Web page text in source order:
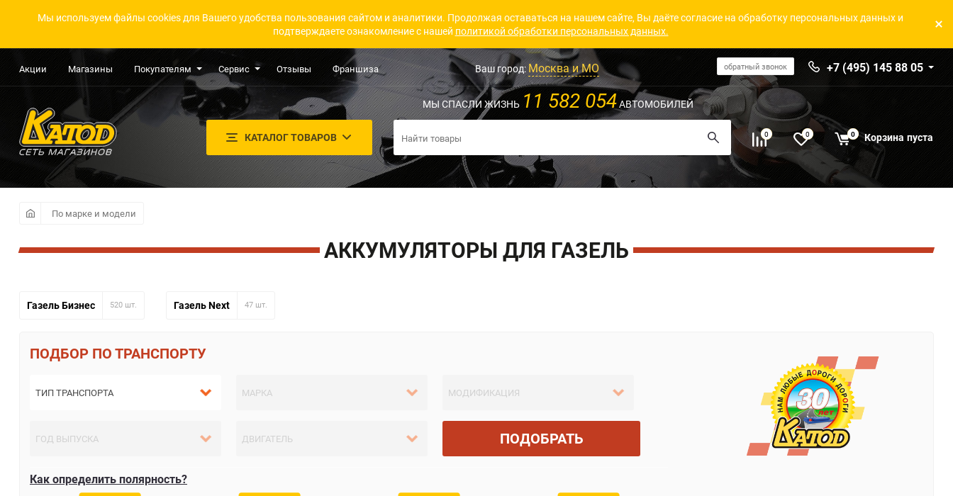
Мы используем файлы cookies для Вашего удобства пользования сайтом и аналитики. Продолжая оставаться на нашем сайте, Вы даёте согласие на обработку персональных данных и
подтверждаете ознакомление с нашей политикой обработки персональных данных.
Акции Магазины Покупателям Сервис Отзывы Франшиза Ваш город:Москва и МО обратный звонок +7 (495) 145 88 05
КАТАЛОГ ТОВАРОВ
МЫ СПАСЛИ ЖИЗНЬ 11 582 054АВТОМОБИЛЕЙ
0 0 0 Корзина пуста
По марке и модели
АККУМУЛЯТОРЫ ДЛЯ ГАЗЕЛЬ
Газель Бизнес 520 шт. Газель Next 47 шт.
ПО ТРАНСПОРТУ
ПОДОБРАТЬ
Как определить полярность?